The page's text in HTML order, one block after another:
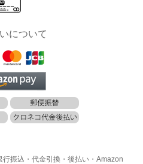
について
行振込・代金引換・後払い・Amazon